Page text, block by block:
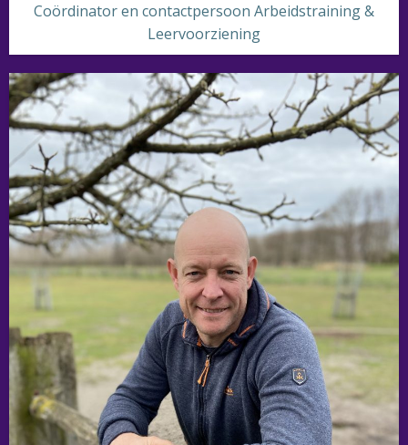
Coördinator en contactpersoon Arbeidstraining &
Leervoorziening